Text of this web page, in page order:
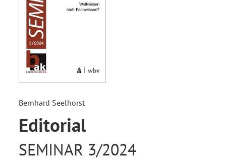
Bernhard Seelhorst
Editorial
SEMINAR 3/2024